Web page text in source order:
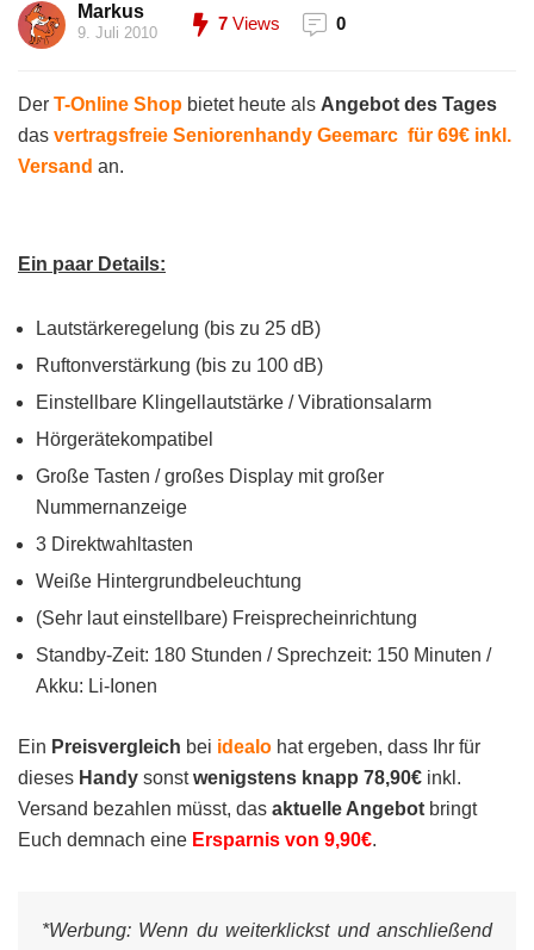
Markus
9. Juli 2010 7 Views 0
Der T-Online Shop bietet heute als Angebot des Tages
das vertragsfreie Seniorenhandy Geemarc für 69€ inkl.
Versand an.
Ein paar Details:
Lautstärkeregelung (bis zu 25 dB)
Ruftonverstärkung (bis zu 100 dB)
Einstellbare Klingellautstärke / Vibrationsalarm
Hörgerätekompatibel
Große Tasten / großes Display mit großer
Nummernanzeige
3 Direktwahltasten
Weiße Hintergrundbeleuchtung
(Sehr laut einstellbare) Freisprecheinrichtung
Standby-Zeit: 180 Stunden / Sprechzeit: 150 Minuten /
Akku: Li-Ionen
Ein Preisvergleich bei idealo hat ergeben, dass Ihr für
dieses Handy sonstwenigstens knapp 78,90€ inkl.
Versand bezahlen müsst, das aktuelle Angebot bringt
Euch demnach eine Ersparnis von 9,90€.
*Werbung: Wenn du weiterklickst und anschließend